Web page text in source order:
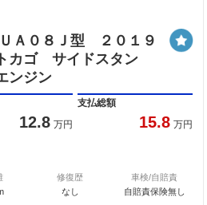
Ａ０８Ｊ型 ２０１９
カゴ サイドスタン
ンジン
12.8 万円
支払総額
15.8 万円
修復歴
なし
車検/自賠責
自賠責保険無し